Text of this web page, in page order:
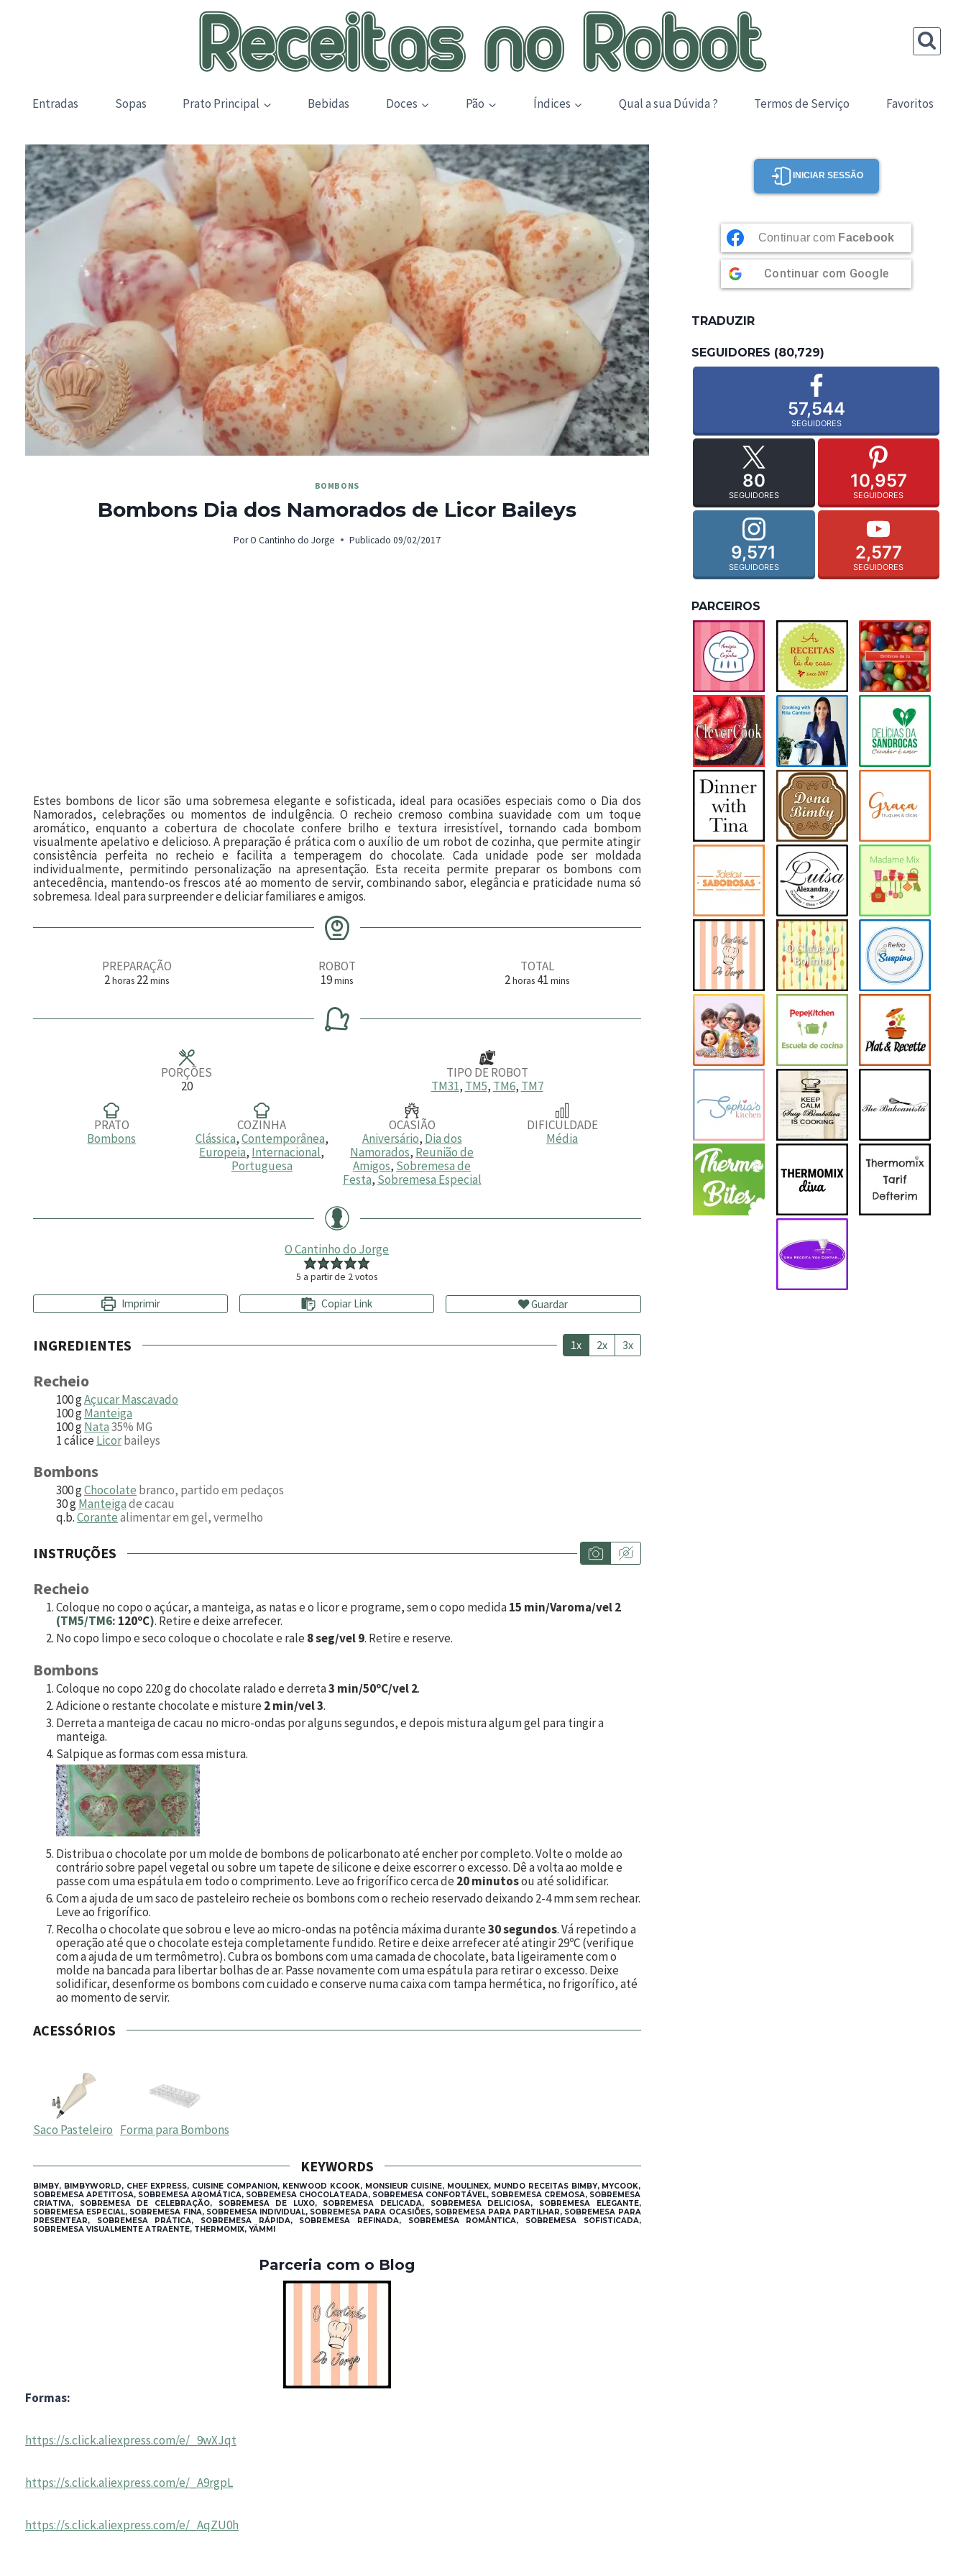
Entradas Sopas Prato Principal Bebidas Doces Pão Índices Qual a sua Dúvida ? Termos de Serviço Favoritos
BOMBONS
Bombons Dia dos Namorados de Licor Baileys
Por O Cantinho do Jorge Publicado 09/02/2017
Estes bombons de licor são uma sobremesa elegante e sofisticada, ideal para ocasiões especiais como o Dia dos
Namorados, celebrações ou momentos de indulgência. O recheio cremoso combina suavidade com um toque
aromático, enquanto a cobertura de chocolate confere brilho e textura irresistível, tornando cada bombom
visualmente apelativo e delicioso. A preparação é prática com o auxílio de um robot de cozinha, que permite atingir
consistência perfeita no recheio e facilita a temperagem do chocolate. Cada unidade pode ser moldada
individualmente, permitindo personalização na apresentação. Esta receita permite preparar os bombons com
antecedência, mantendo-os frescos até ao momento de servir, combinando sabor, elegância e praticidade numa só
sobremesa. Ideal para surpreender e deliciar familiares e amigos.
PREPARAÇÃO
2h
a
horas 22m
u
mins
ROBOT
19m
n
t
mins
TOTAL
2h
a
horas 41m
u
mins
PORÇÕES
20
TIPO DE ROBOT
TM31, TM5, TM6, TM7
PRATO
Bombons
COZINHA
Clássica,Contemporânea,
Europeia, Internacional,
Portuguesa
OCASIÃO
Aniversário, Dia dos
Namorados, Reunião de
Amigos, Sobremesa de
Festa, Sobremesa Especial
DIFICULDADE
Média
O Cantinho do Jorge
5 a partir de 2votos
Imprimir Copiar Link Guardar
INGREDIENTES 1x 2x 3x
Recheio
100gAçucar Mascavado
100gManteiga
100gNata35% MG
1cáliceLicorbaileys
Bombons
300gChocolate branco, partido em pedaços
30gManteigade cacau
q.b.Corantealimentar em gel, vermelho
INSTRUÇÕES
Recheio
Coloque no copo o açúcar, a manteiga, as natas e o licor e programe, sem o copo medida15 min/Varoma/vel 2
(TM5/TM6: 120ºC). Retire e deixe arrefecer.
No copo limpo e seco coloque o chocolate e rale8 seg/vel 9. Retire e reserve.
Bombons
Coloque no copo 220g do chocolate ralado e derreta3 min/50ºC/vel 2.
Adicione o restante chocolate e misture2 min/vel 3.
Derreta a manteiga de cacau no micro-ondas por alguns segundos, e depois mistura algum gel para tingir a
manteiga.
Salpique as formas com essa mistura.
Distribua o chocolate por um molde de bombons de policarbonato até encher por completo. Volte o molde ao
contrário sobre papel vegetal ou sobre um tapete de silicone e deixe escorrer o excesso. Dê a volta ao molde e
passe com uma espátula em todo o comprimento. Leve ao frigorífico cerca de20 minutosou até solidificar.
Com a ajuda de um saco de pasteleiro recheie os bombons com o recheio reservado deixando 2-4 mm sem rechear.
Leve ao frigorífico.
Recolha o chocolate que sobrou e leve ao micro-ondas na potência máxima durante30 segundos. Vá repetindo a
operação até que o chocolate esteja completamente fundido. Retire e deixe arrefecer até atingir 29ºC (verifique
com a ajuda de um termômetro). Cubra os bombons com uma camada de chocolate, bata ligeiramente com o
molde na bancada para libertar bolhas de ar. Passe novamente com uma espátula para retirar o excesso. Deixe
solidificar, desenforme os bombons com cuidado e conserve numa caixa com tampa hermética, no frigorífico, até
ao momento de servir.
ACESSÓRIOS
Saco Pasteleiro Forma para Bombons
KEYWORDS
BIMBY, BIMBYWORLD, CHEF EXPRESS, CUISINE COMPANION, KENWOOD KCOOK, MONSIEUR CUISINE, MOULINEX, MUNDO RECEITAS BIMBY, MYCOOK,
SOBREMESA APETITOSA, SOBREMESA AROMÁTICA, SOBREMESA CHOCOLATEADA, SOBREMESA CONFORTÁVEL, SOBREMESA CREMOSA, SOBREMESA
CRIATIVA, SOBREMESA DE CELEBRAÇÃO, SOBREMESA DE LUXO, SOBREMESA DELICADA, SOBREMESA DELICIOSA, SOBREMESA ELEGANTE,
SOBREMESA ESPECIAL, SOBREMESA FINA, SOBREMESA INDIVIDUAL, SOBREMESA PARA OCASIÕES, SOBREMESA PARA PARTILHAR, SOBREMESA PARA
PRESENTEAR, SOBREMESA PRÁTICA, SOBREMESA RÁPIDA, SOBREMESA REFINADA, SOBREMESA ROMÂNTICA, SOBREMESA SOFISTICADA,
SOBREMESA VISUALMENTE ATRAENTE, THERMOMIX, YÄMMI
Parceria com o Blog
Formas:
https://s.click.aliexpress.com/e/_9wXJqt
https://s.click.aliexpress.com/e/_A9rgpL
https://s.click.aliexpress.com/e/_AqZU0h
INICIAR SESSÃO
Continuar com Facebook
Continuar com Google
TRADUZIR
SEGUIDORES (80,729)
57,544
SEGUIDORES
80
SEGUIDORES
10,957
SEGUIDORES
9,571
SEGUIDORES
2,577
SEGUIDORES
PARCEIROS